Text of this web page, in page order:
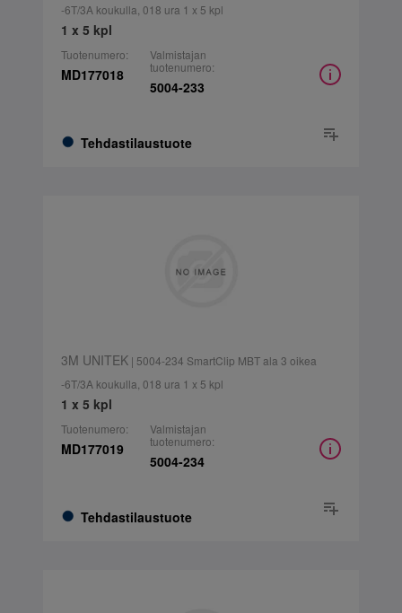
-6T/3A koukulla, 018 ura 1 x 5 kpl
1 x 5 kpl
Tuotenumero:
MD177018
Tehdastilaustuote
Valmistajan
tuotenumero:
5004-233
3M UNITEK| 5004-234 SmartClip MBT ala 3 oikea
-6T/3A koukulla, 018 ura 1 x 5 kpl
1 x 5 kpl
Tuotenumero:
MD177019
Tehdastilaustuote
Valmistajan
tuotenumero:
5004-234